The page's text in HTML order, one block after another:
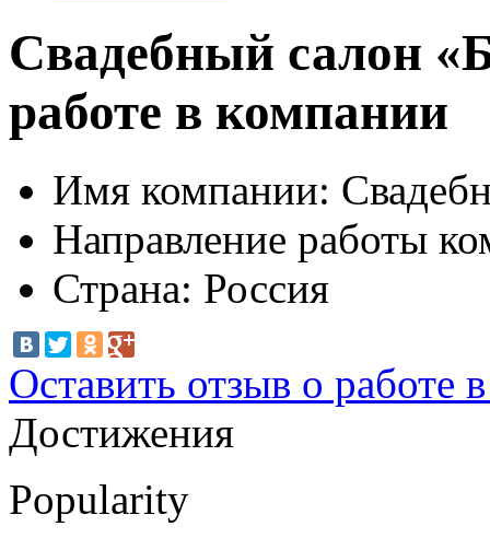
Свадебный салон
работе в компании
Имя компании:
Направление работы
Страна: Россия
Оставить отзыв о работе
Достижения
Popularity